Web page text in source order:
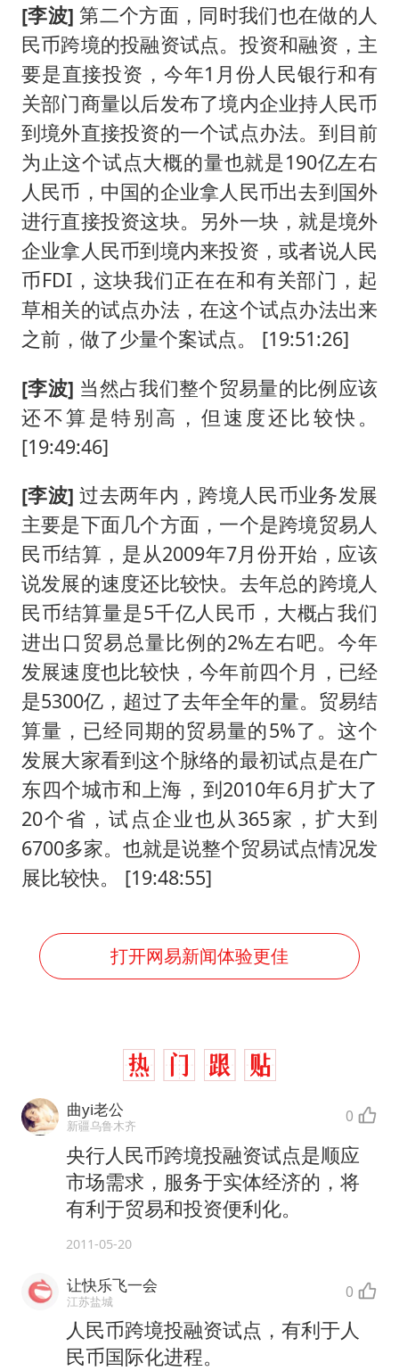
[李波] 第二个方面，同时我们也在做的人
民币跨境的投融资试点。投资和融资，主
要是直接投资，今年1月份人民银行和有
关部门商量以后发布了境内企业持人民币
到境外直接投资的一个试点办法。到目前
为止这个试点大概的量也就是190亿左右
人民币，中国的企业拿人民币出去到国外
进行直接投资这块。另外一块，就是境外
企业拿人民币到境内来投资，或者说人民
币FDI，这块我们正在在和有关部门，起
草相关的试点办法，在这个试点办法出来
之前，做了少量个案试点。 [19:51:26]
[李波] 当然占我们整个贸易量的比例应该
还不算是特别高，但速度还比较快。
[19:49:46]
[李波] 过去两年内，跨境人民币业务发展
主要是下面几个方面，一个是跨境贸易人
民币结算，是从2009年7月份开始，应该
说发展的速度还比较快。去年总的跨境人
民币结算量是5千亿人民币，大概占我们
进出口贸易总量比例的2%左右吧。今年
发展速度也比较快，今年前四个月，已经
是5300亿，超过了去年全年的量。贸易结
算量，已经同期的贸易量的5%了。这个
发展大家看到这个脉络的最初试点是在广
东四个城市和上海，到2010年6月扩大了
20个省，试点企业也从365家，扩大到
6700多家。也就是说整个贸易试点情况发
展比较快。 [19:48:55]
打开网易新闻体验更佳
曲yi老公
新疆乌鲁木齐 0
央行人民币跨境投融资试点是顺应
市场需求，服务于实体经济的，将
有利于贸易和投资便利化。
2011-05-20
让快乐飞一会
江苏盐城 0
人民币跨境投融资试点，有利于人
民币国际化进程。